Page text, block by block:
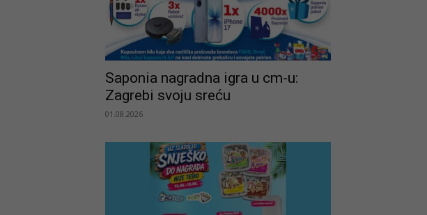
Saponia nagradna igra u cm-u:
Zagrebi svoju sreću
01.08.2026